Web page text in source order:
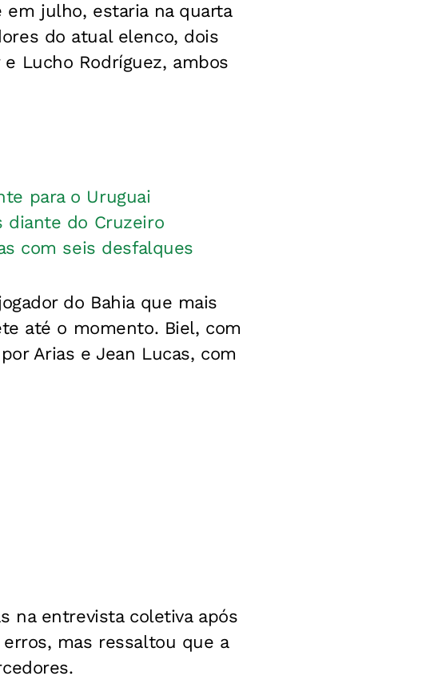
julho, estaria na quarta
do atual elenco, dois
Lucho Rodríguez, ambos
para o Uruguai
diante do Cruzeiro
com seis desfalques
do Bahia que mais
até o momento. Biel, com
Arias e Jean Lucas, com
na entrevista coletiva após
mas ressaltou que a